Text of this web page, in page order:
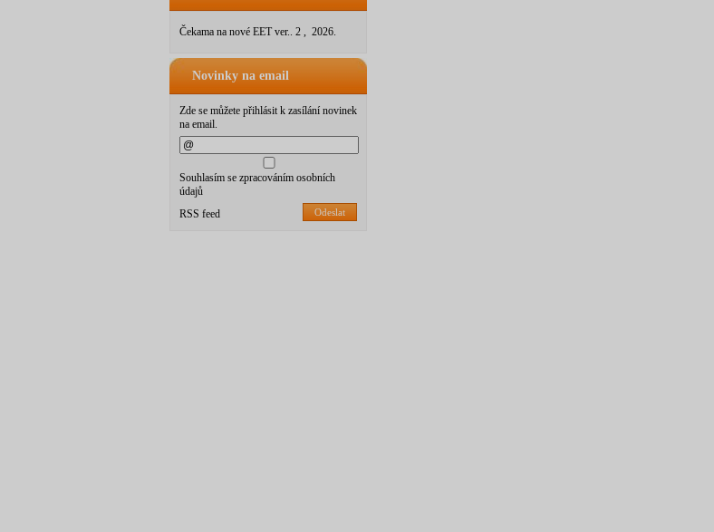
Čekama na nové EET ver.. 2 , 2026.
Novinky na email
Zde se můžete přihlásit k zasílání novinek
na email.
Souhlasím se zpracováním osobních
údajů
Odeslat
RSS feed